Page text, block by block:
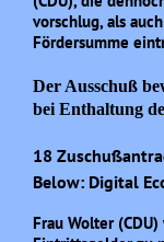
vorschlug, als
Fördersumme
Der Ausschuß
bei Enthaltung
18
Below: Digital
Frau Wolter